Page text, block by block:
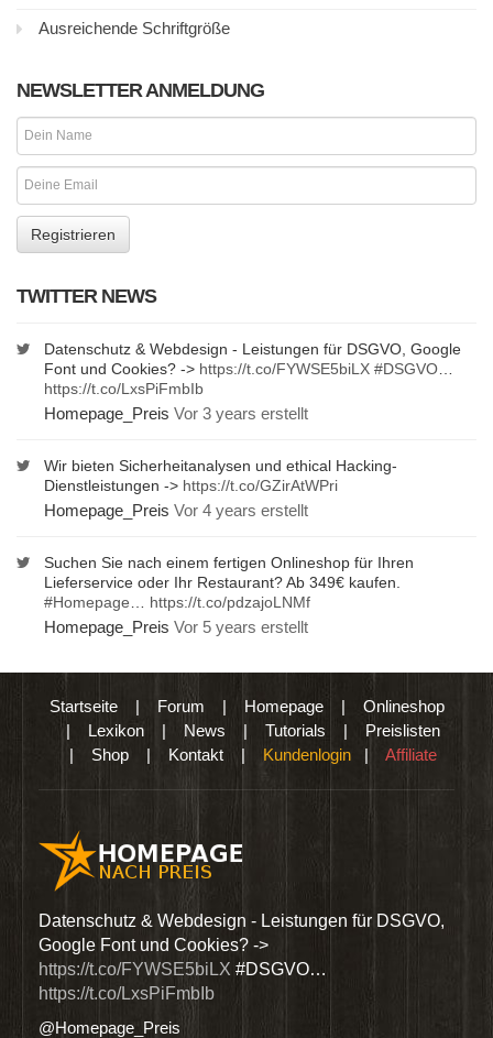
Ausreichende Schriftgröße
NEWSLETTER ANMELDUNG
TWITTER NEWS
Datenschutz & Webdesign - Leistungen für DSGVO, Google
Font und Cookies? -> https://t.co/FYWSE5biLX #DSGVO
https://t.co/LxsPiFmbIb
Homepage_Preis Vor 3 years erstellt
Wir bieten Sicherheitanalysen und ethical Hacking-
Dienstleistungen -> https://t.co/GZirAtWPri
Homepage_Preis Vor 4 years erstellt
Suchen Sie nach einem fertigen Onlineshop für Ihren
Lieferservice oder Ihr Restaurant? Ab 349€ kaufen.
#Homepage
https://t.co/pdzajoLNMf
Homepage_Preis Vor 5 years erstellt
Startseite| Forum | Homepage| Onlineshop
| Lexikon | News | Tutorials | Preislisten
| Shop | Kontakt | Kundenlogin | Affiliate
Datenschutz & Webdesign - Leistungen für DSGVO,
Google Font und Cookies? ->
https://t.co/FYWSE5biLX #DSGVO…
https://t.co/LxsPiFmbIb
@Homepage_Preis